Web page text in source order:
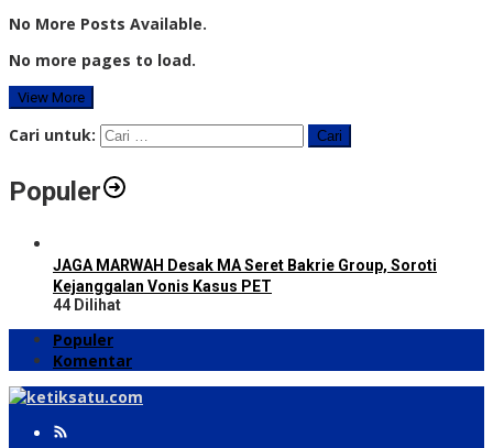
No More Posts Available.
No more pages to load.
View More
Cari untuk:
Populer
JAGA MARWAH Desak MA Seret Bakrie Group, Soroti
Kejanggalan Vonis Kasus PET
44 Dilihat
Populer
Komentar